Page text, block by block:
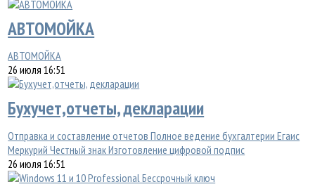
АВТОМОЙКА
АВТОМОЙКА
26 июля 16:51
Бухучет,отчеты, декларации
Отправка и составление отчетов Полное ведение бухгалтерии Егаис
Меркурий Честный знак Изготовление цифровой подпис
26 июля 16:51